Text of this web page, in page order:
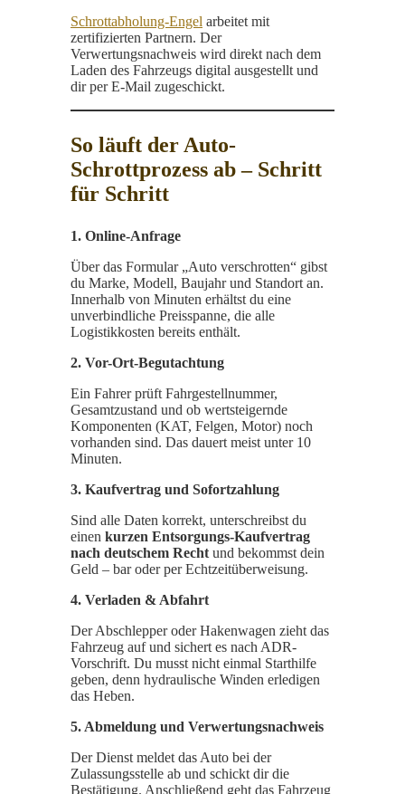
Schrottabholung-Engel arbeitet mit
zertifizierten Partnern. Der
Verwertungsnachweis wird direkt nach dem
Laden des Fahrzeugs digital ausgestellt und
dir per E-Mail zugeschickt.
So läuft der Auto-
Schrottprozess ab – Schritt
für Schritt
1. Online-Anfrage
Über das Formular „Auto verschrotten“ gibst
du Marke, Modell, Baujahr und Standort an.
Innerhalb von Minuten erhältst du eine
unverbindliche Preisspanne, die alle
Logistikkosten bereits enthält.
2. Vor-Ort-Begutachtung
Ein Fahrer prüft Fahrgestellnummer,
Gesamtzustand und ob wertsteigernde
Komponenten (KAT, Felgen, Motor) noch
vorhanden sind. Das dauert meist unter 10
Minuten.
3. Kaufvertrag und Sofortzahlung
Sind alle Daten korrekt, unterschreibst du
einen kurzen Entsorgungs-Kaufvertrag
nach deutschem Recht und bekommst dein
Geld – bar oder per Echtzeit­überweisung.
4. Verladen & Abfahrt
Der Abschlepper oder Hakenwagen zieht das
Fahrzeug auf und sichert es nach ADR-
Vorschrift. Du musst nicht einmal Starthilfe
geben, denn hydraulische Winden erledigen
das Heben.
5. Abmeldung und Verwertungsnachweis
Der Dienst meldet das Auto bei der
Zulassungsstelle ab und schickt dir die
Bestätigung. Anschließend geht das Fahrzeug